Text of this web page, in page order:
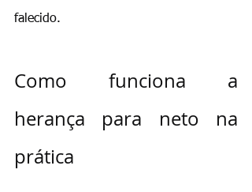
falecido.
Como funciona a
herança para neto na
prática